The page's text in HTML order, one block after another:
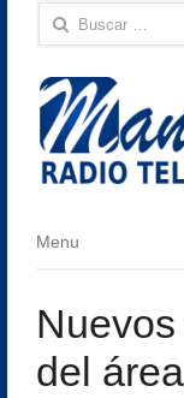
Buscar:
Menu
Menu
del